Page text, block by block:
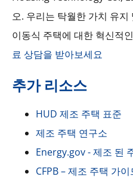
오. 우리는 탁월한 가치 유
이동식 주택에 대한 혁신적
료 상담을 받아보세요
추가 리소스
HUD 제조 주택 표준
제조 주택 연구소
Energy.gov - 제조 된
CFPB – 제조 주택 가이